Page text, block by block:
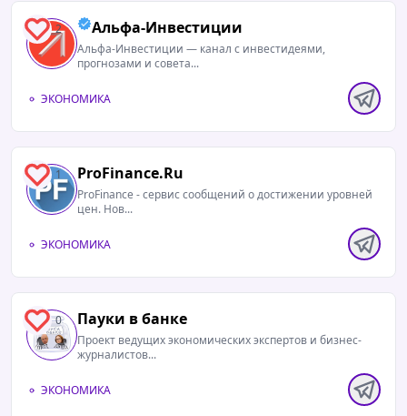
2 Альфа-Инвестиции
Альфа-Инвестиции — канал с инвестидеями,
прогнозами и совета...
ЭКОНОМИКА
1 ProFinance.Ru
ProFinance - сервис сообщений о достижении уровней
цен. Нов...
ЭКОНОМИКА
0 Пауки в банке
Проект ведущих экономических экспертов и бизнес-
журналистов...
ЭКОНОМИКА